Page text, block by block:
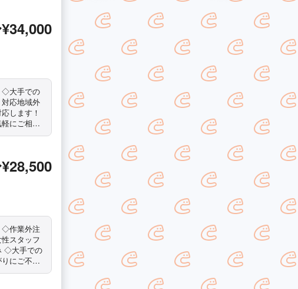
応地域外
します！
スタッフ
◇大手での
にご不満
◇営業時
可能 ◇駐